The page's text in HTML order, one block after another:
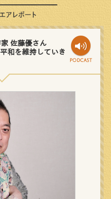
佐藤優さん
和を維持していき